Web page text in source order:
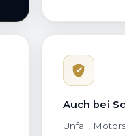
Auch bei
Unfall,